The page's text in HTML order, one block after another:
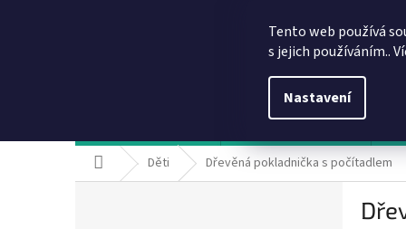
Tento web používá
s jejich používáním..
Nastavení
Domů Děti Dřevěná pokladnička s počítadlem